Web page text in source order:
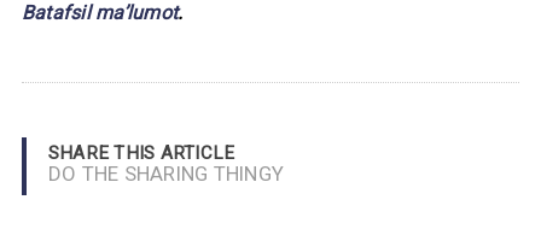
Batafsil ma’lumot.
SHARE THIS ARTICLE
DO THE SHARING THINGY